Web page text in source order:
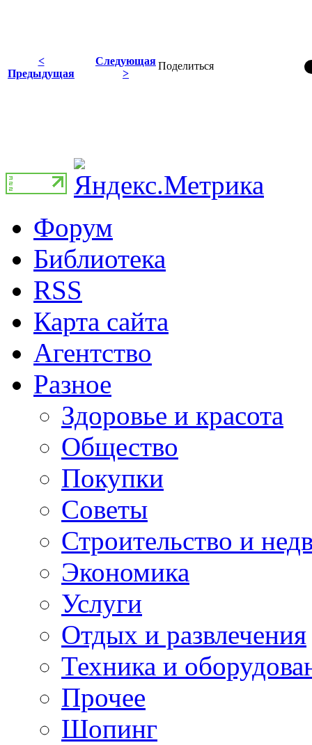
Поделиться
<
Предыдущая
Следующая
>
Форум
Библиотека
RSS
Карта сайта
Агентство
Разное
Здоровье и красота
Общество
Покупки
Советы
Строительство и
Экономика
Услуги
Отдых и развлечения
Техника и
Прочее
Шопинг